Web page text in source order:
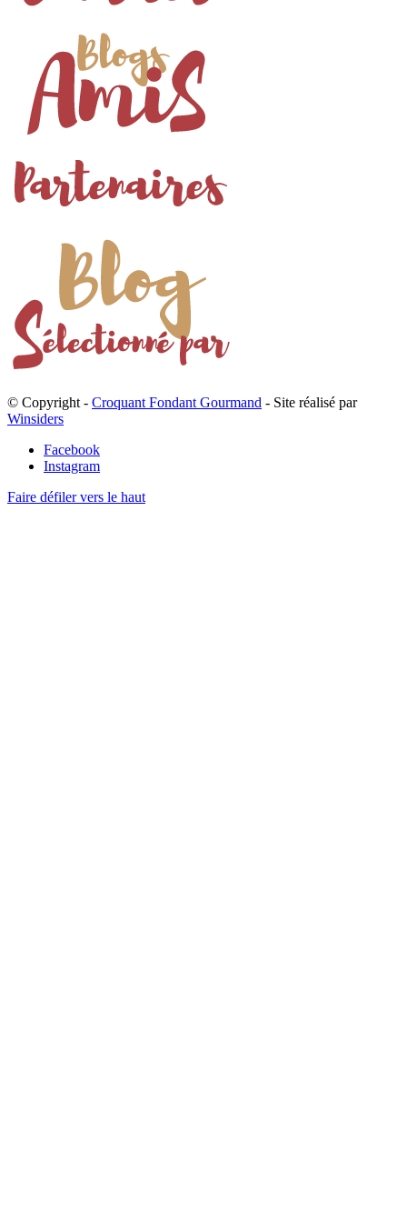
© Copyright - Croquant Fondant Gourmand - Site réalisé par
Winsiders
Facebook
Instagram
Faire défiler vers le haut